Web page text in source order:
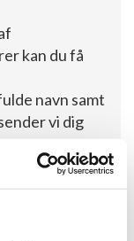
kan du få
navn samt
vi dig